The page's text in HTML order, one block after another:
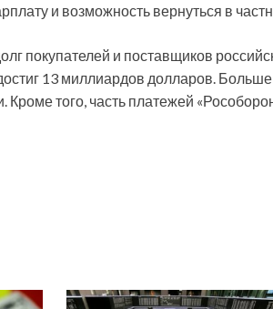
и возможность вернуться в
покупателей и поставщиков
13 миллиардов долларов.
Кроме того, часть платежей